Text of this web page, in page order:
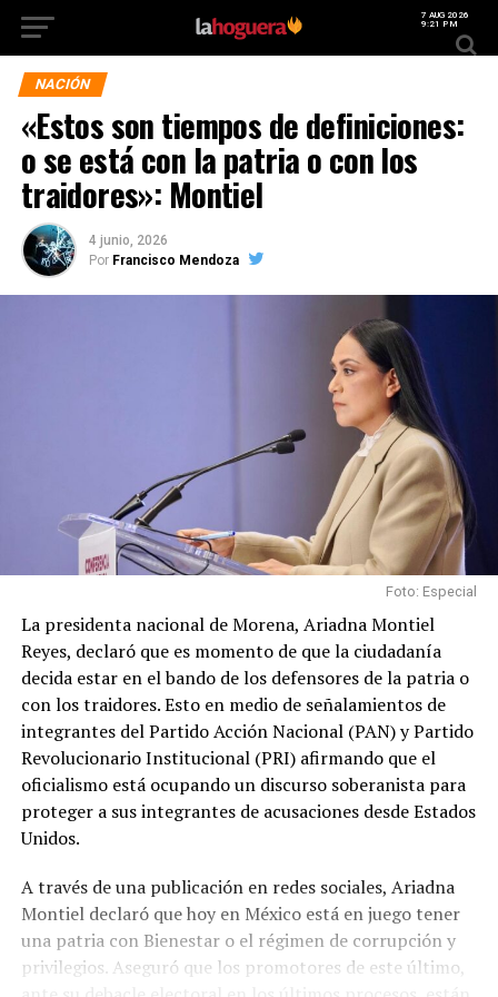
7 AUG 2026
9:21 PM
NACIÓN
«Estos son tiempos de definiciones:
o se está con la patria o con los
traidores»: Montiel
4 junio, 2026
Por Francisco Mendoza
Foto: Especial
La presidenta nacional de Morena, Ariadna Montiel
Reyes, declaró que es momento de que la ciudadanía
decida estar en el bando de los defensores de la patria o
con los traidores. Esto en medio de señalamientos de
integrantes del Partido Acción Nacional (PAN) y Partido
Revolucionario Institucional (PRI) afirmando que el
oficialismo está ocupando un discurso soberanista para
proteger a sus integrantes de acusaciones desde Estados
Unidos.
A través de una publicación en redes sociales, Ariadna
Montiel declaró que hoy en México está en juego tener
una patria con Bienestar o el régimen de corrupción y
privilegios. Aseguró que los promotores de este último,